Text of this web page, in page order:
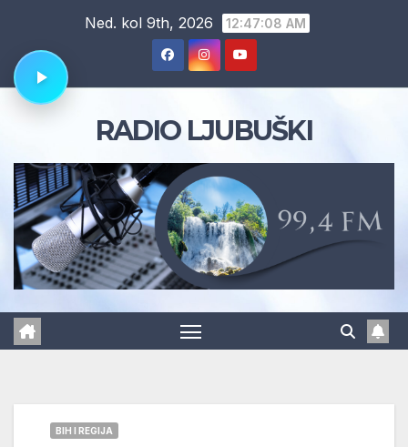
content
Ned. kol 9th, 2026 12:47:09 AM
RADIO LJUBUŠKI
BIH I REGIJA